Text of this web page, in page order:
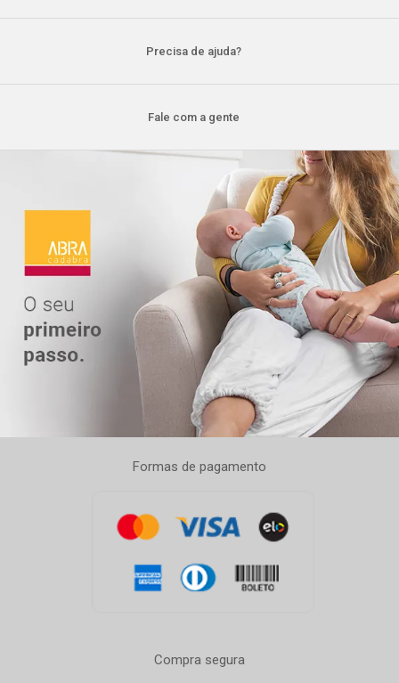
Precisa de ajuda?
Fale com a gente
Formas de pagamento
Compra segura